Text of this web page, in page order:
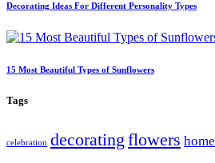
Decorating Ideas For Different Personality Types
15 Most Beautiful Types of Sunflowers
Tags
celebration decorating flowers home